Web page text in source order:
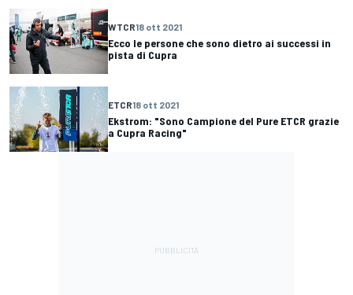
WTCR18 ott 2021
Ecco le persone che sono dietro ai successi in
pista di Cupra
ETCR18 ott 2021
Ekstrom: "Sono Campione del Pure ETCR grazie
a Cupra Racing"